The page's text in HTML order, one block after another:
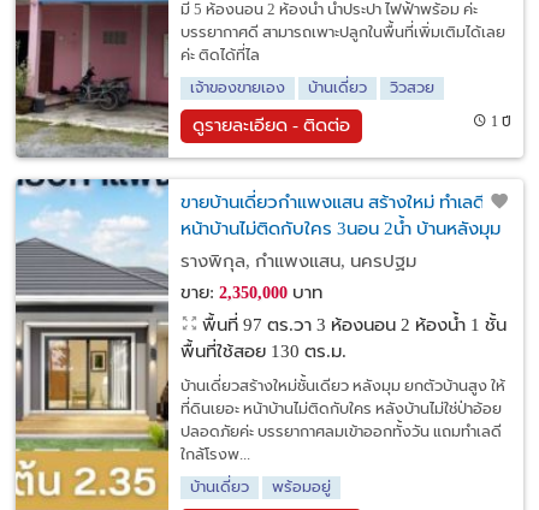
มี 5 ห้องนอน 2 ห้องน้ำ น้ำประปา ไฟฟ้าพร้อม ค่ะ
บรรยากาศดี สามารถเพาะปลูกในพื้นที่เพิ่มเติมได้เลย
ค่ะ ติดได้ที่ไล
เจ้าของขายเอง
บ้านเดี่ยว วิวสวย
ดูรายละเอียด - ติดต่อ 1 ปี
ขายบ้านเดี่ยวกำแพงแสน สร้างใหม่ ทำเลดี
หน้าบ้านไม่ติดกับใคร 3นอน 2น้ำ บ้านหลังมุม
รางพิกุล, กำแพงแสน, นครปฐม
ขาย: 2,350,000บาท
พื้นที่ 97 ตร.วา 3 ห้องนอน 2 ห้องน้ำ 1 ชั้น
พื้นที่ใช้สอย 130 ตร.ม.
บ้านเดี่ยวสร้างใหม่ชั้นเดียว หลังมุม ยกตัวบ้านสูง ให้
ที่ดินเยอะ หน้าบ้านไม่ติดกับใคร หลังบ้านไม่ใช่ป่าอ้อย
ปลอดภัยค่ะ บรรยากาศลมเข้าออกทั้งวัน แถมทำเลดี
ใกล้โรงพ...
บ้านเดี่ยว
พร้อมอยู่